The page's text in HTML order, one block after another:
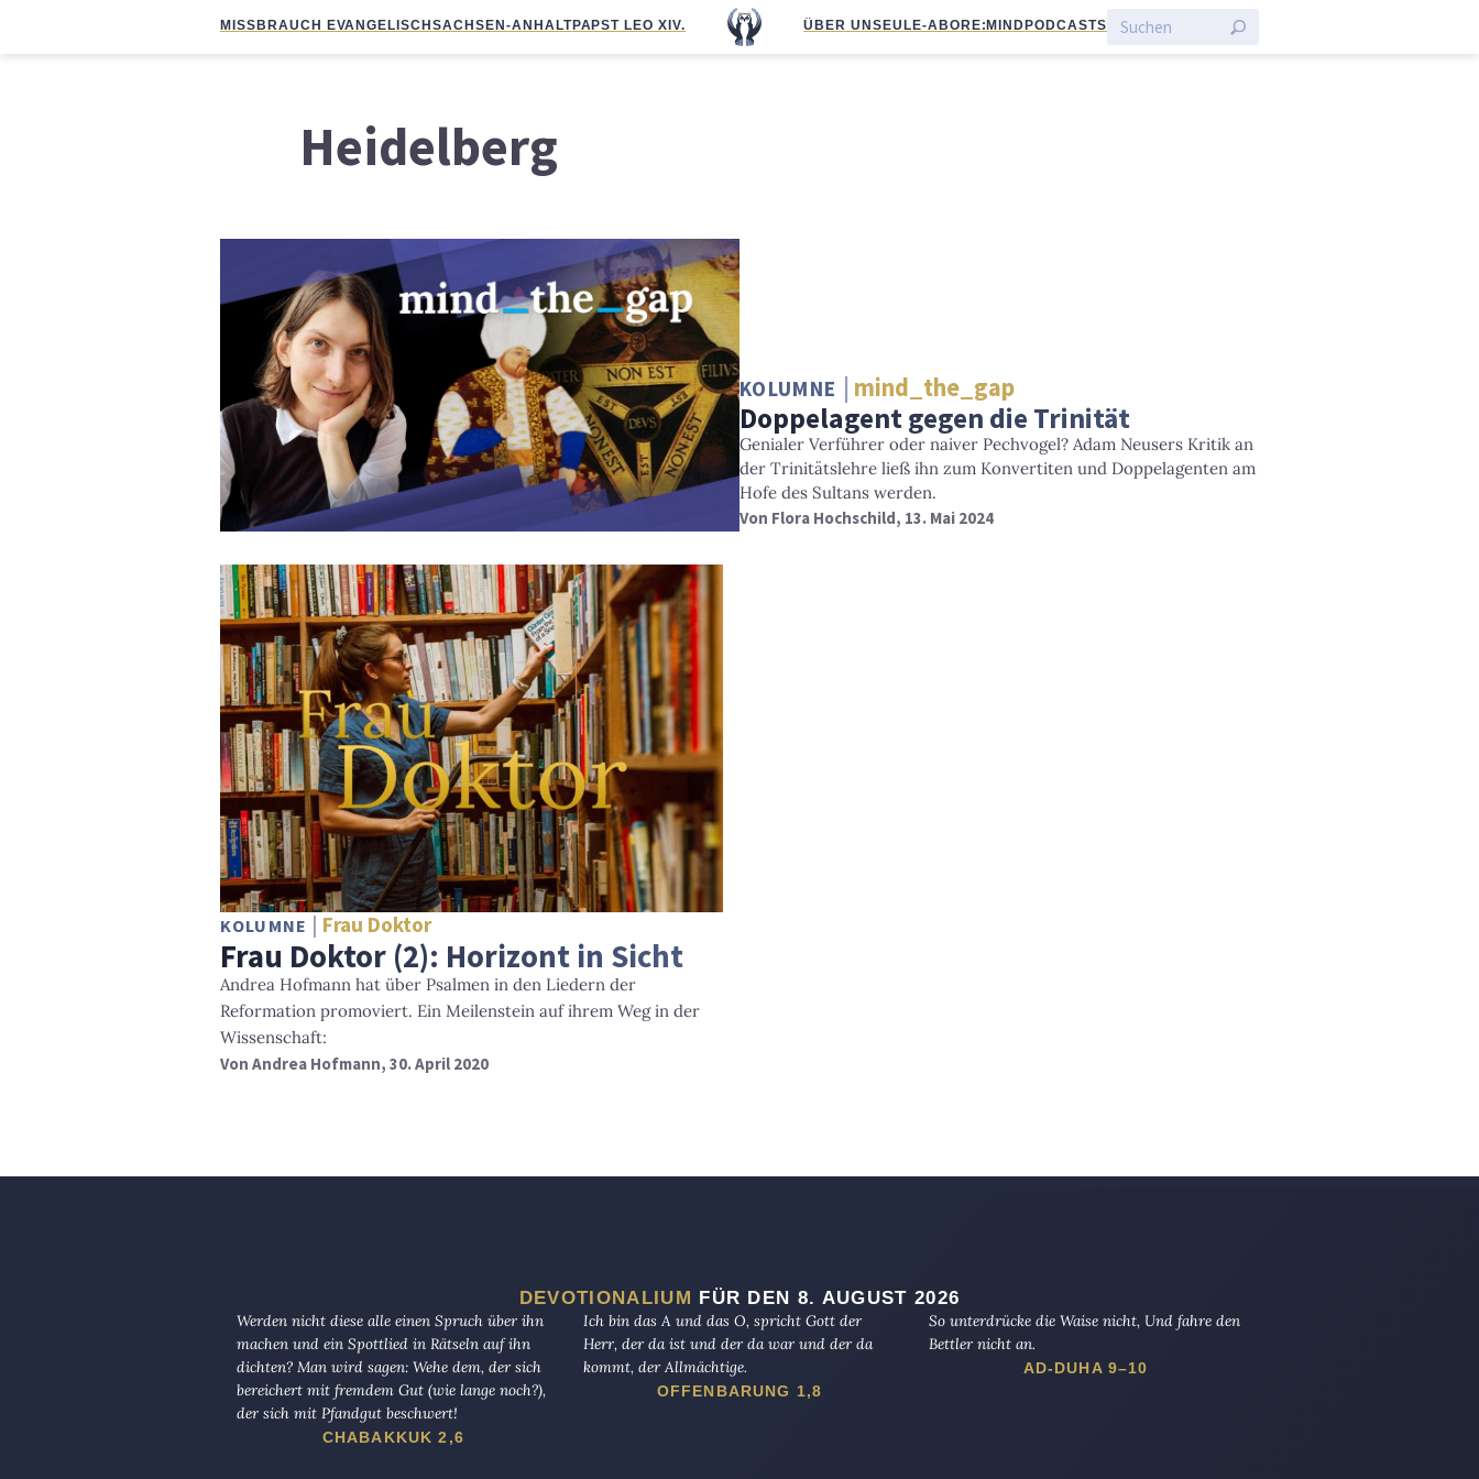
MISSBRAUCH EVANGELISCHSACHSEN-ANHALTPAPST LEO XIV. ÜBER UNS EULE-ABO RE:MIND PODCASTS
Heidelberg
KOLUMNE mind_the_gap
Doppelagent gegen die Trinität
Genialer Verführer oder naiver Pechvogel? Adam Neusers Kritik an
der Trinitätslehre ließ ihn zum Konvertiten und Doppelagenten am
Hofe des Sultans werden.
Von Flora Hochschild, 13. Mai 2024
KOLUMNE Frau Doktor
Frau Doktor (2): Horizont in Sicht
Andrea Hofmann hat über Psalmen in den Liedern der
Reformation promoviert. Ein Meilenstein auf ihrem Weg in der
Wissenschaft:
Von Andrea Hofmann, 30. April 2020
DEVOTIONALIUM FÜR DEN 8. AUGUST 2026
Werden nicht diese alle einen Spruch über ihn
machen und ein Spottlied in Rätseln auf ihn
dichten? Man wird sagen: Wehe dem, der sich
bereichert mit fremdem Gut (wie lange noch?),
der sich mit Pfandgut beschwert!
CHABAKKUK 2,6
Ich bin das A und das O, spricht Gott der
Herr, der da ist und der da war und der da
kommt, der Allmächtige.
OFFENBARUNG 1,8
So unterdrücke die Waise nicht, Und fahre den
Bettler nicht an.
AD-DUHA 9–10